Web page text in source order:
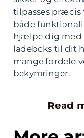
tilpasses præcis
både
hjælpe dig med
ladeboks til dit
mange fordele
bekymringer.
Read